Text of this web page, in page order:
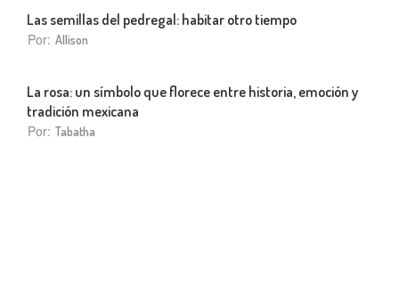
Las semillas del pedregal: habitar otro tiempo
Por: Allison
La rosa: un símbolo que florece entre historia, emoción y
tradición mexicana
Por: Tabatha